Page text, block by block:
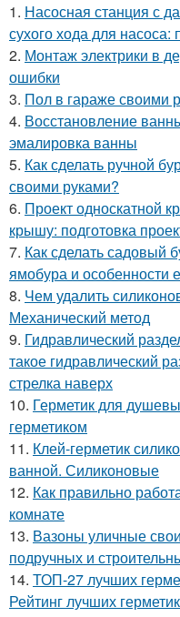
1. Насосная станция с
сухого хода для
2. Монтаж электрики в
ошибки
3. Пол в гараже своими
4. Восстановление
эмалировка ванны
5. Как сделать ручной
своими руками?
6. Проект односкатной
крышу: подготовка
7. Как сделать садовый
ямобура и особенности
8. Чем удалить
Механический метод
9. Гидравлический
такое гидравлический
стрелка наверх
10. Герметик для
герметиком
11. Клей-герметик
ванной. Силиконовые
12. Как правильно
комнате
13. Вазоны уличные
подручных и
14. ТОП-27 лучших
Рейтинг лучших